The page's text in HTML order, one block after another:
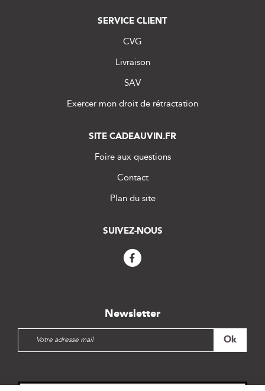
SERVICE CLIENT
CVG
Livraison
SAV
Exercer mon droit de rétractation
SITE CADEAUVIN.FR
Foire aux questions
Contact
Plan du site
SUIVEZ-NOUS
Newsletter
I
r
Ok